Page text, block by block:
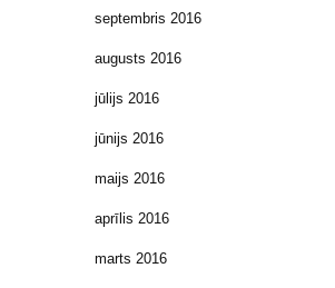
septembris 2016
augusts 2016
jūlijs 2016
jūnijs 2016
maijs 2016
aprīlis 2016
marts 2016